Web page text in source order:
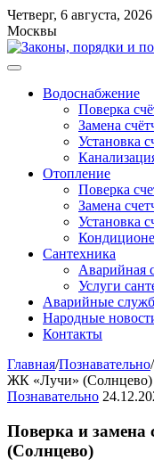
Перейти
к
содержимому
Четверг, 6 августа, 2026
Москвы
Меню
Водоснабжение
Поверка
Замена
Установка
Отопление
Поверка
Замена
Установка
Сантехника
Аварийная
Услуги
Аварийные
Народные
Контакты
Главная/Познавательно/
ЖК «Лучи» (Солнцево)
Познавательно
Поверка и
(Солнцево)